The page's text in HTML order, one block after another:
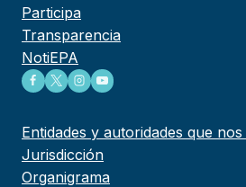
Participa
Transparencia
NotiEPA
Entidades y autoridades que
Jurisdicción
Organigrama